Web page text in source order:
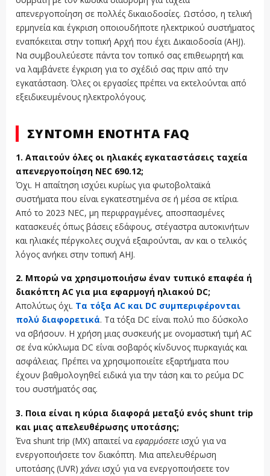
απενεργοποίηση σε πολλές δικαιοδοσίες. Ωστόσο, η τελική
ερμηνεία και έγκριση οποιουδήποτε ηλεκτρικού συστήματος
εναπόκειται στην τοπική Αρχή που έχει Δικαιοδοσία (AHJ).
Να συμβουλεύεστε πάντα τον τοπικό σας επιθεωρητή και
να λαμβάνετε έγκριση για το σχέδιό σας πριν από την
εγκατάσταση. Όλες οι εργασίες πρέπει να εκτελούνται από
εξειδικευμένους ηλεκτρολόγους.
ΣΎΝΤΟΜΗ ΕΝΌΤΗΤΑ FAQ
1. Απαιτούν όλες οι ηλιακές εγκαταστάσεις ταχεία
απενεργοποίηση NEC 690.12;
Όχι. Η απαίτηση ισχύει κυρίως για φωτοβολταϊκά
συστήματα που είναι εγκατεστημένα σε ή μέσα σε κτίρια.
Από το 2023 NEC, μη περιφραγμένες, αποσπασμένες
κατασκευές όπως βάσεις εδάφους, στέγαστρα αυτοκινήτων
και ηλιακές πέργκολες συχνά εξαιρούνται, αν και ο τελικός
λόγος ανήκει στην τοπική AHJ.
2. Μπορώ να χρησιμοποιήσω έναν τυπικό επαφέα ή
διακόπτη AC για μια εφαρμογή ηλιακού DC;
Απολύτως όχι. Τα τόξα AC και DC συμπεριφέρονται
πολύ διαφορετικά. Τα τόξα DC είναι πολύ πιο δύσκολο
να σβήσουν. Η χρήση μιας συσκευής με ονομαστική τιμή AC
σε ένα κύκλωμα DC είναι σοβαρός κίνδυνος πυρκαγιάς και
ασφάλειας. Πρέπει να χρησιμοποιείτε εξαρτήματα που
έχουν βαθμολογηθεί ειδικά για την τάση και το ρεύμα DC
του συστήματός σας.
3. Ποια είναι η κύρια διαφορά μεταξύ ενός shunt trip
και μιας απελευθέρωσης υποτάσης;
Ένα shunt trip (MX) απαιτεί να εφαρμόσετεισχύ για να
ενεργοποιήσετε τον διακόπτη. Μια απελευθέρωση
υποτάσης (UVR) χάνει ισχύ για να ενεργοποιήσετε τον